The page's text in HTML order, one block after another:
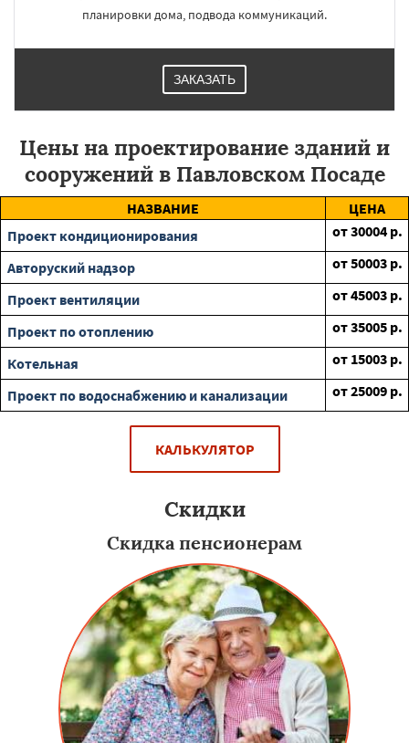
планировки дома, подвода коммуникаций.
ЗАКАЗАТЬ
Цены на проектирование зданий и
сооружений в Павловском Посаде
НАЗВАНИЕ
ЦЕНА
Проект кондиционирования
от30004 р.
Авторуский надзор
от50003 р.
Проект вентиляции
от45003 р.
Проект по отоплению
от35005 р.
Котельная
от 15003 р.
Проект по водоснабжению и канализации
от25009 р.
КАЛЬКУЛЯТОР
Скидки
Скидка пенсионерам